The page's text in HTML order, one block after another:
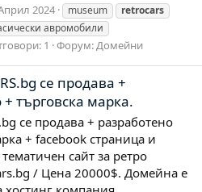
2024 museum
retrocars
авромобили
1 Форум:Домейни
се продава +
търговска марка.
се продава + разработено
+ facebook страница и
сайт за ретро
/ Цена 20000$. Домейна е